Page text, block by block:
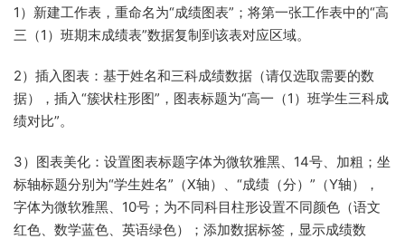
1）新建工作表，重命名为“成绩图表”；将第一张工作表中的“高
三（1）班期末成绩表”数据复制到该表对应区域。
2）插入图表：基于姓名和三科成绩数据（请仅选取需要的数
据），插入“簇状柱形图”，图表标题为“高一（1）班学生三科成
绩对比”。
3）图表美化：设置图表标题字体为微软雅黑、14号、加粗；坐
标轴标题分别为“学生姓名”（X轴）、“成绩（分）”（Y轴），
字体为微软雅黑、10号；为不同科目柱形设置不同颜色（语文
红色、数学蓝色、英语绿色）；添加数据标签，显示成绩数